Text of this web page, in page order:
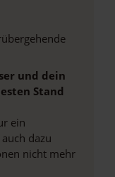
und dein
Stand
ein
dazu
nicht mehr